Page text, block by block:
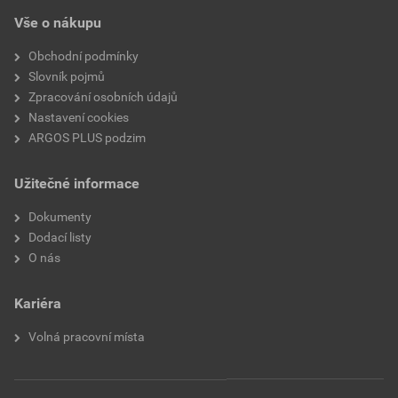
Vše o nákupu
Obchodní podmínky
Slovník pojmů
Zpracování osobních údajů
Nastavení cookies
ARGOS PLUS podzim
Užitečné informace
Dokumenty
Dodací listy
O nás
Kariéra
Volná pracovní místa